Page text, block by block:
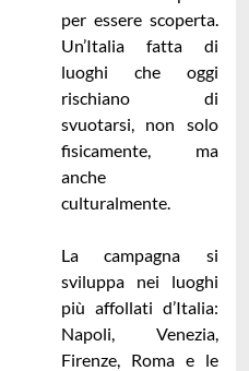
per essere scoperta.
Un’Italia fatta di
luoghi che oggi
rischiano di
svuotarsi, non solo
fisicamente, ma
anche
culturalmente.
La campagna si
sviluppa nei luoghi
più affollati d’Italia:
Napoli, Venezia,
Firenze, Roma e le